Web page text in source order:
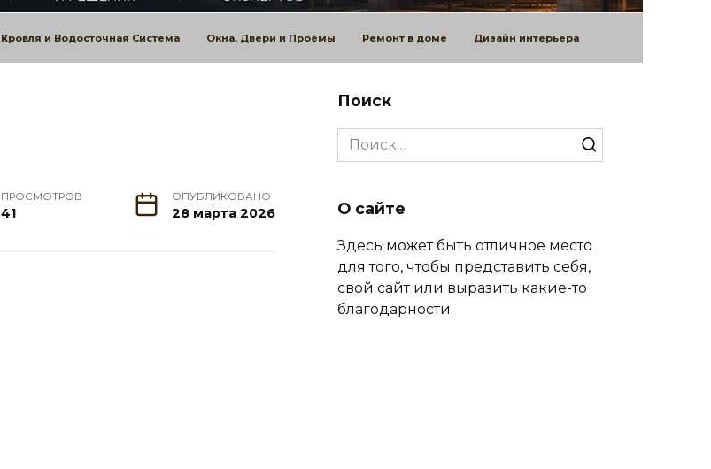
Кровля и Водосточная Система Окна, Двери и Проёмы Ремонт в доме Дизайн интерьера
ПРОСМОТРОВ
41
ОПУБЛИКОВАНО
28 марта 2026
Поиск
Search
for:
О сайте
Здесь может быть отличное место
для того, чтобы представить себя,
свой сайт или выразить какие-то
благодарности.